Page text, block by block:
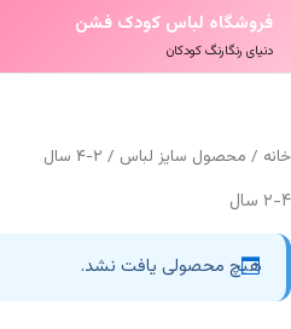
فروشگاه لباس کودک فشن
دنیای رنگارنگ کودکان
خانه / محصول سایز لباس / ۲-۴ سال
۲-۴ سال
هیچ محصولی یافت نشد.